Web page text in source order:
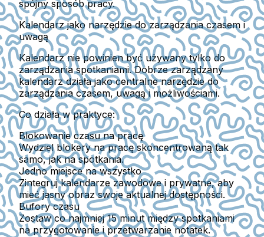
spójny sposób pracy.
Kalendarz jako narzędzie do zarządzania czasem i
uwagą
Kalendarz nie powinien być używany tylko do
zarządzania spotkaniami. Dobrze zarządzany
kalendarz działa jakocentralne narzędzie do
zarządzania czasem, uwagą i możliwościami.
Co działa w praktyce:
Blokowanie czasu na pracę
Wydziel blokery na pracę skoncentrowaną tak
samo, jak na spotkania.
Jedno miejsce na wszystko
Zintegruj kalendarze zawodowe i prywatne, aby
mieć jasny obraz swoje aktualnej dostępności.
Bufory czasu
Zostaw co najmniej15 minutmiędzy spotkaniami
na przygotowanie i przetwarzanie notatek.